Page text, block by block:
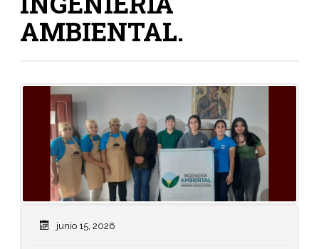
AMBIENTAL.
junio 15, 2026